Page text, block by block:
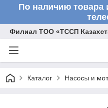
По наличию товара
Филиал ТОО «ТССП
Каталог Насосы и